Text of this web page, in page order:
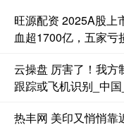
旺源配资 2025A股上
血超1700亿，五家亏
云操盘 厉害了！我方
跟踪或飞机识别_中
热丰网 美印又悄悄靠